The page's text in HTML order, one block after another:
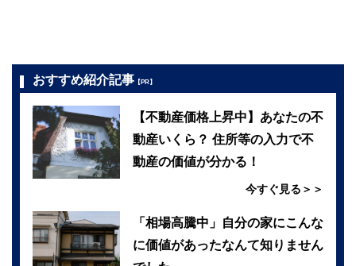
おすすめ紹介記事 【PR】
【不動産価格上昇中】あなたの不
動産いくら？ 住所等の入力で不
動産の価値が分かる！
今すぐ見る＞＞
「相場高騰中」自分の家にこんな
に価値があったなんて知りません